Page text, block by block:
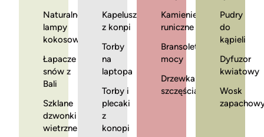
Naturalne
lampy
kokosowe
Łapacze
snów z
Bali
Szklane
dzwonki
wietrzne
Kapelusze
z konpi
Torby
na
laptopa
Torby i
plecaki
z
konopi
Kamienie
runiczne
Bransoletki
mocy
Drzewka
szczęścia
Pudry
do
kąpieli
Dyfuzor
kwiatowy
Wosk